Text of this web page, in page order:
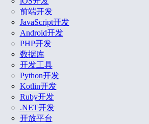
前端开发
JavaScript开发
Android开发
PHP开发
数据库
开发工具
Python开发
Kotlin开发
Ruby开发
.NET开发
开放平台